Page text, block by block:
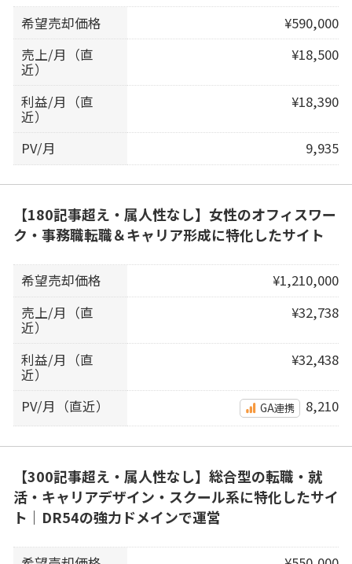
希望売却価格
¥590,000
売上/月（直
近）
¥18,500
利益/月（直
近）
¥18,390
PV/月 9,935
【180記事超え・属人性なし】女性のオフィスワー
ク・事務職転職＆キャリア形成に特化したサイト
希望売却価格
¥1,210,000
売上/月（直
近）
¥32,738
利益/月（直
近）
¥32,438
PV/月（直近） GA連携 8,210
【300記事超え・属人性なし】総合型の転職・就
活・キャリアデザイン・スクール系に特化したサイ
ト｜DR54の強力ドメインで運営